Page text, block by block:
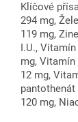
Klíčové
294 mg,
119 mg,
I.U.,
mg, Vitamín
12 mg,
pantothenát
120 mg,